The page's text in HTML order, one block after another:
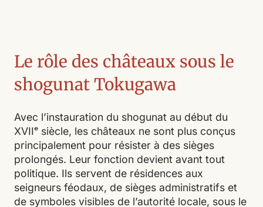
Le rôle des châteaux sous le
shogunat Tokugawa
Avec l’instauration du shogunat au début du
XVIIᵉ siècle, les châteaux ne sont plus conçus
principalement pour résister à des sièges
prolongés. Leur fonction devient avant tout
politique. Ils servent de résidences aux
seigneurs féodaux, de sièges administratifs et
de symboles visibles de l’autorité locale, sous le